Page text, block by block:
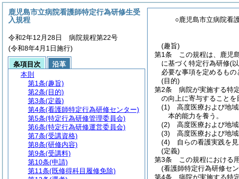
○鹿児島市立病院看
(趣旨)
第1条
この規程は、鹿児
に基づく特定行為研修(
必要な事項を定めるもの
(目的)
第2条
病院が実施する特
の向上に寄与することを
(1)
高度医療および地
本的能力を養う。
(2)
高度医療および地
(3)
高度医療および地
(4)
自らの看護実践を
(定義)
第3条
この規程における
(看護師特定行為研修セ
第4条
病院が実施する特
鹿児島市立病院看護師特定行為研修生受
入規程
令和2年12月28日 病院規程第22号
(令和8年4月1日施行)
条項目次
沿革
本則
第1条(趣旨)
第2条(目的)
第3条(定義)
第4条(看護師特定行為研修センター)
第5条(特定行為研修管理委員会)
第6条(特定行為研修運営委員会)
第7条(受講資格)
第8条(研修内容)
第9条(受講料)
第10条(申請)
第11条(既修得科目履修免除)